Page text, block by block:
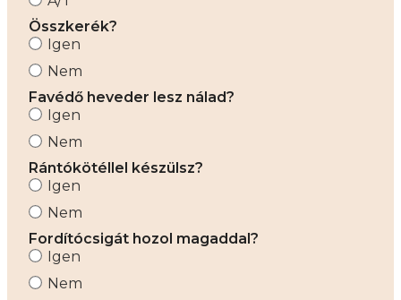
Összkerék?
Igen
Nem
Favédő heveder lesz nálad?
Igen
Nem
Rántókötéllel készülsz?
Igen
Nem
Fordítócsigát hozol magaddal?
Igen
Nem